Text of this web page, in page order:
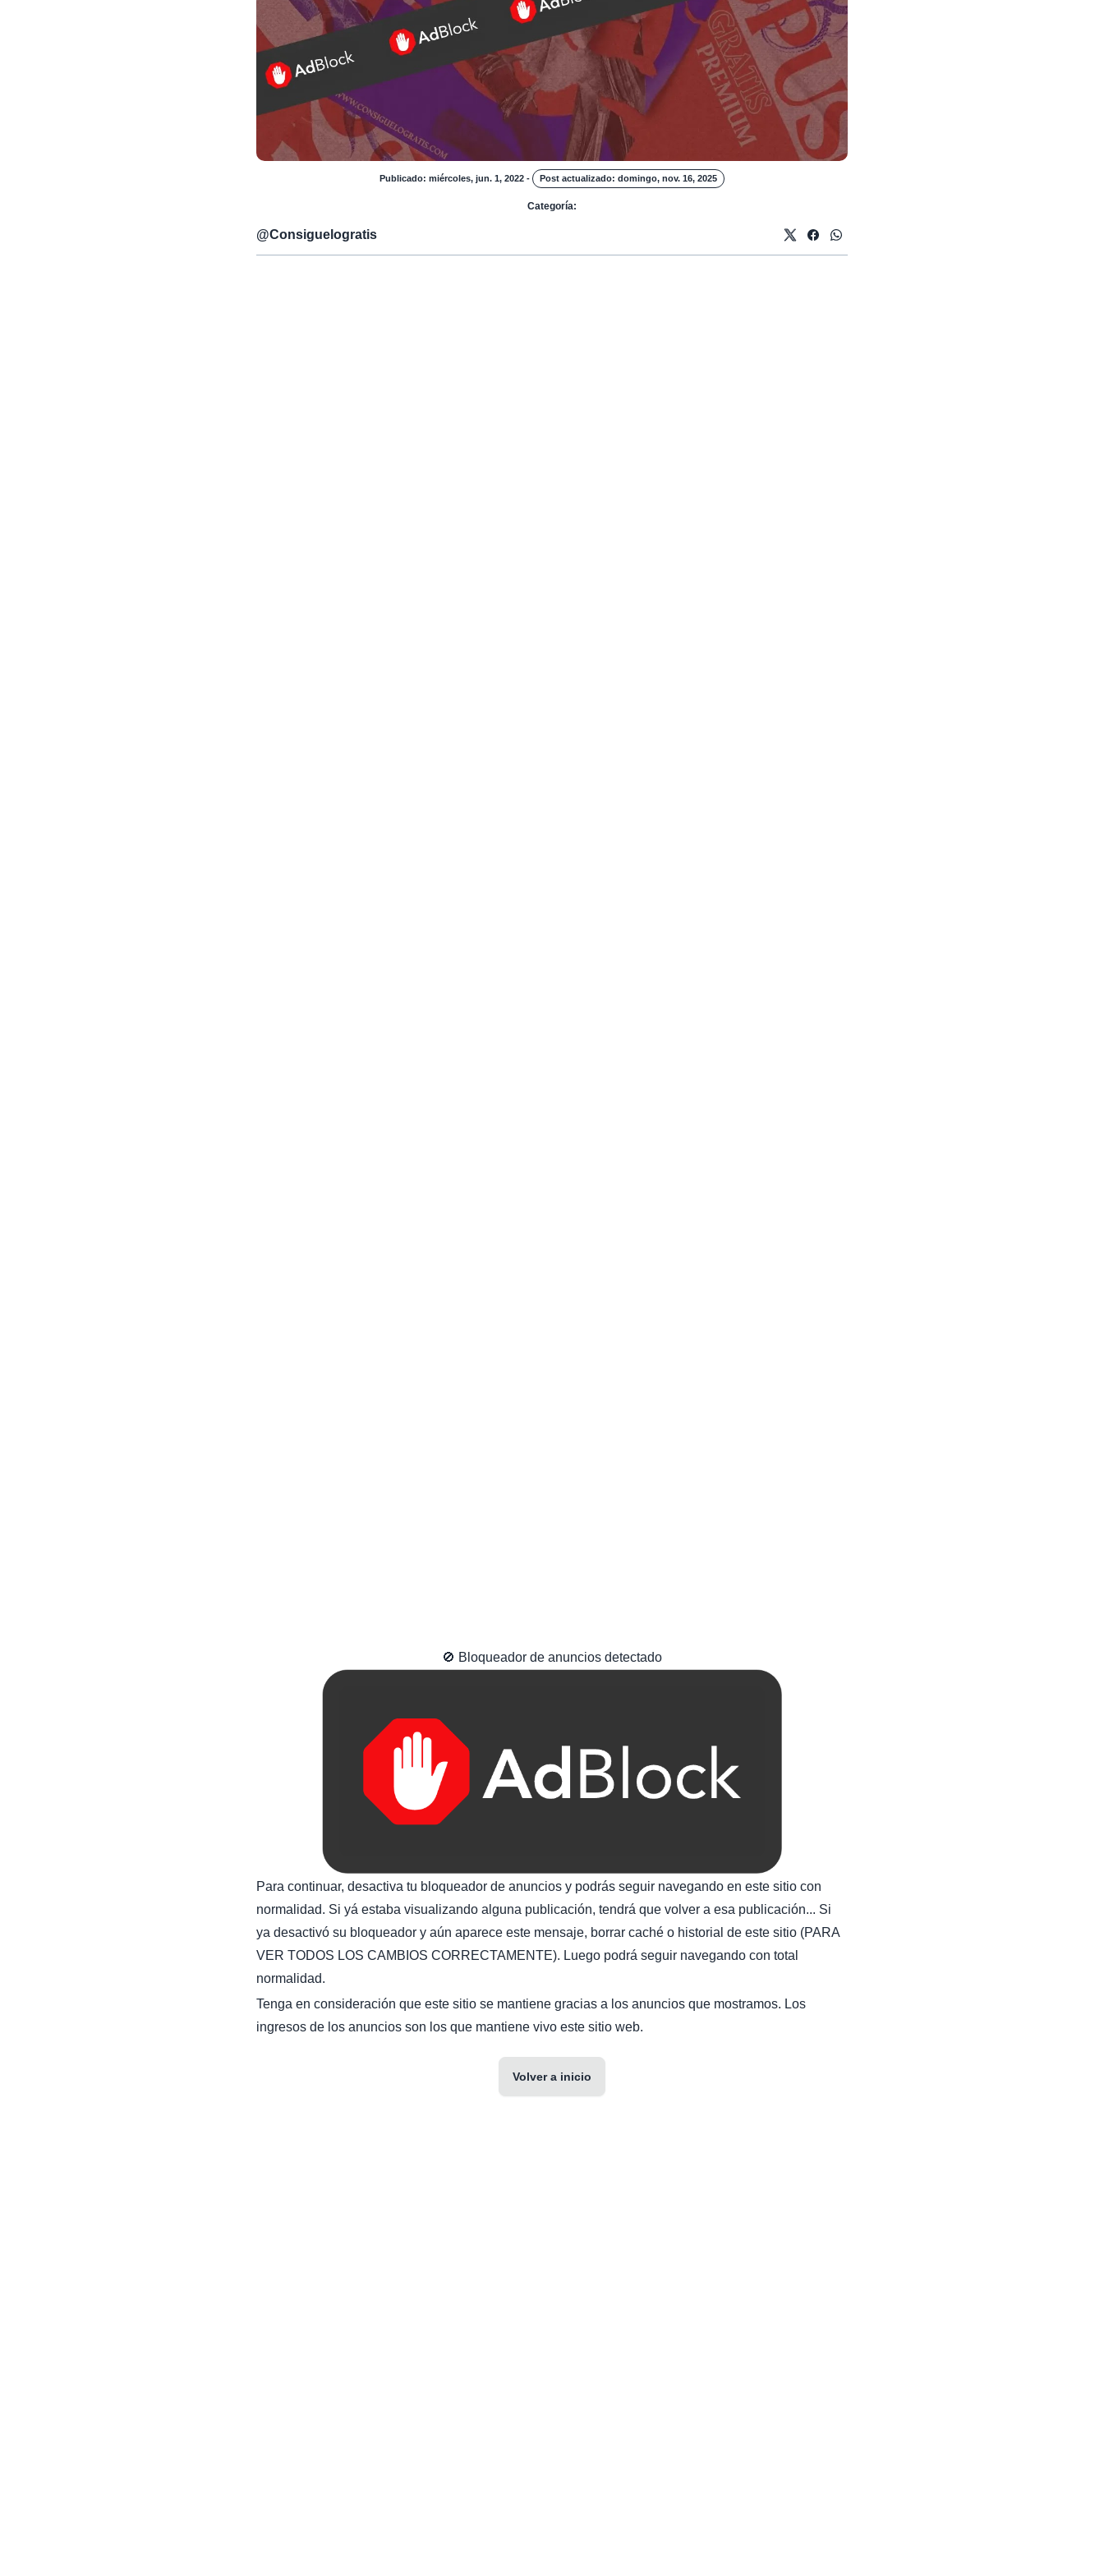
Publicado: miércoles, jun. 1, 2022 - Post actualizado: domingo, nov. 16, 2025
Categoría:
@Consiguelogratis
🚫 Bloqueador de anuncios detectado
Para continuar, desactiva tu bloqueador de anuncios y podrás seguir navegando en este sitio con
normalidad. Si yá estaba visualizando alguna publicación, tendrá que volver a esa publicación... Si
ya desactivó su bloqueador y aún aparece este mensaje, borrar caché o historial de este sitio (PARA
VER TODOS LOS CAMBIOS CORRECTAMENTE). Luego podrá seguir navegando con total
normalidad.
Tenga en consideración que este sitio se mantiene gracias a los anuncios que mostramos. Los
ingresos de los anuncios son los que mantiene vivo este sitio web.
Volver a inicio